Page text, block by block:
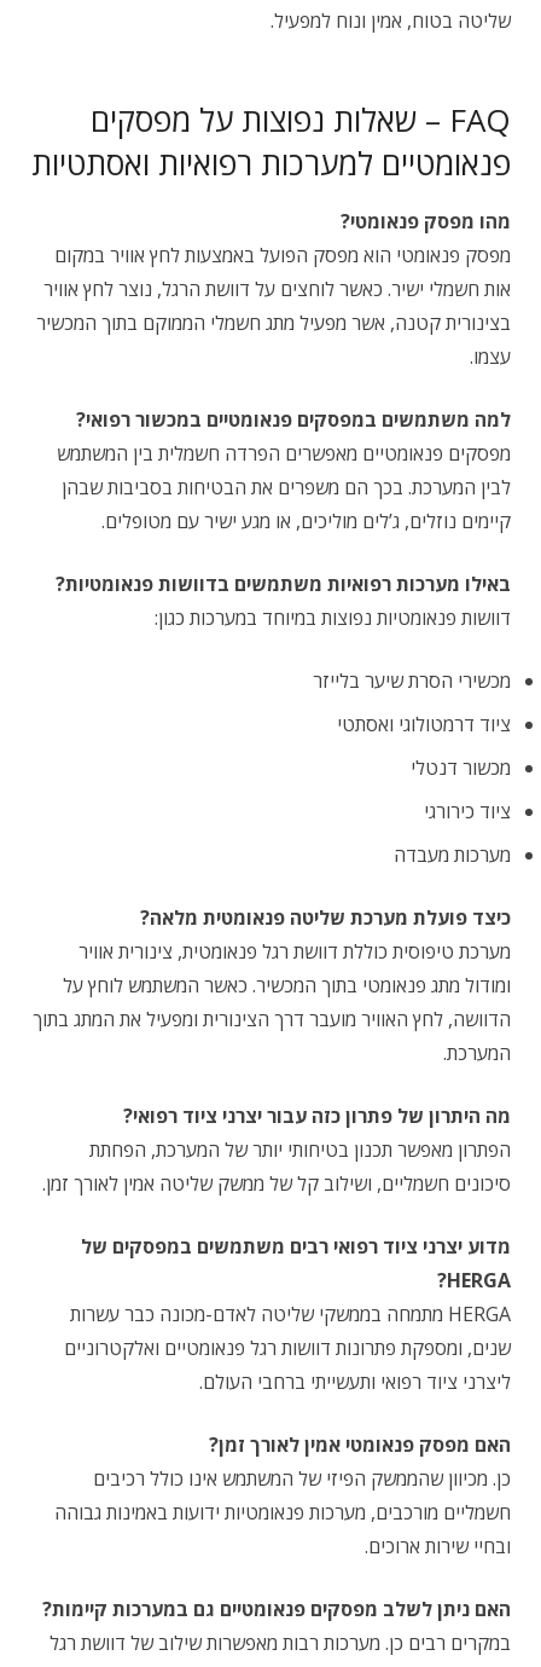
שליטה בטוח, אמין ונוח למפעיל.
FAQ – שאלות נפוצות על מפסקים
פנאומטיים למערכות רפואיות ואסתטיות
מהו מפסק פנאומטי?
מפסק פנאומטי הוא מפסק הפועל באמצעות לחץ אוויר במקום
אות חשמלי ישיר. כאשר לוחצים על דוושת הרגל, נוצר לחץ אוויר
בצינורית קטנה, אשר מפעיל מתג חשמלי הממוקם בתוך המכשיר
עצמו.
למה משתמשים במפסקים פנאומטיים במכשור רפואי?
מפסקים פנאומטיים מאפשרים הפרדה חשמלית בין המשתמש
לבין המערכת. בכך הם משפרים את הבטיחות בסביבות שבהן
קיימים נוזלים, ג’לים מוליכים, או מגע ישיר עם מטופלים.
באילו מערכות רפואיות משתמשים בדוושות פנאומטיות?
דוושות פנאומטיות נפוצות במיוחד במערכות כגון:
מכשירי הסרת שיער בלייזר
ציוד דרמטולוגי ואסתטי
מכשור דנטלי
ציוד כירורגי
מערכות מעבדה
כיצד פועלת מערכת שליטה פנאומטית מלאה?
מערכת טיפוסית כוללת דוושת רגל פנאומטית, צינורית אוויר
ומודול מתג פנאומטי בתוך המכשיר. כאשר המשתמש לוחץ על
הדוושה, לחץ האוויר מועבר דרך הצינורית ומפעיל את המתג בתוך
המערכת.
מה היתרון של פתרון כזה עבור יצרני ציוד רפואי?
הפתרון מאפשר תכנון בטיחותי יותר של המערכת, הפחתת
סיכונים חשמליים, ושילוב קל של ממשק שליטה אמין לאורך זמן.
מדוע יצרני ציוד רפואי רבים משתמשים במפסקים של
HERGA?
HERGA מתמחה בממשקי שליטה לאדם-מכונה כבר עשרות
שנים, ומספקת פתרונות דוושות רגל פנאומטיים ואלקטרוניים
ליצרני ציוד רפואי ותעשייתי ברחבי העולם.
האם מפסק פנאומטי אמין לאורך זמן?
כן. מכיוון שהממשק הפיזי של המשתמש אינו כולל רכיבים
חשמליים מורכבים, מערכות פנאומטיות ידועות באמינות גבוהה
ובחיי שירות ארוכים.
האם ניתן לשלב מפסקים פנאומטיים גם במערכות קיימות?
במקרים רבים כן. מערכות רבות מאפשרות שילוב של דוושת רגל